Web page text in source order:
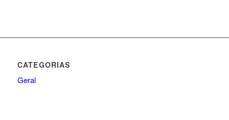
CATEGORIAS
Geral